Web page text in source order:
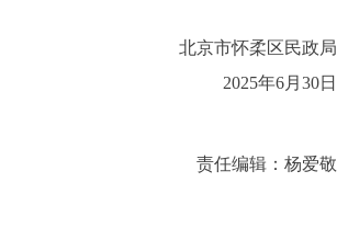
北京市怀柔区民政局
2025年6月30日
责任编辑：杨爱敬